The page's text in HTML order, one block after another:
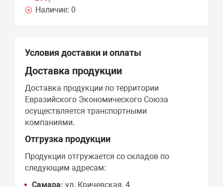
Наличие: 0
Условия доставки и оплаты
Доставка продукции
Доставка продукции по территории
Евразийского Экономического Союза
осуществляется транспортными
компаниями.
Отгрузка продукции
Продукция отгружается со складов по
следующим адресам:
Самара: ул. Кричевская, 4